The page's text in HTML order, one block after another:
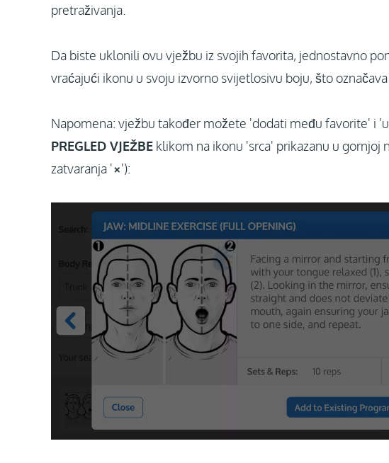
pretraživanja.
Da biste uklonili ovu vježbu iz svojih favorita, jednostavno
vraćajući ikonu u svoju izvorno svijetlosivu boju, što
Napomena: vježbu također možete 'dodati među favorite' i
PREGLED VJEŽBE klikom na ikonu 'srca' prikazanu u gornjoj
zatvaranja '×'):